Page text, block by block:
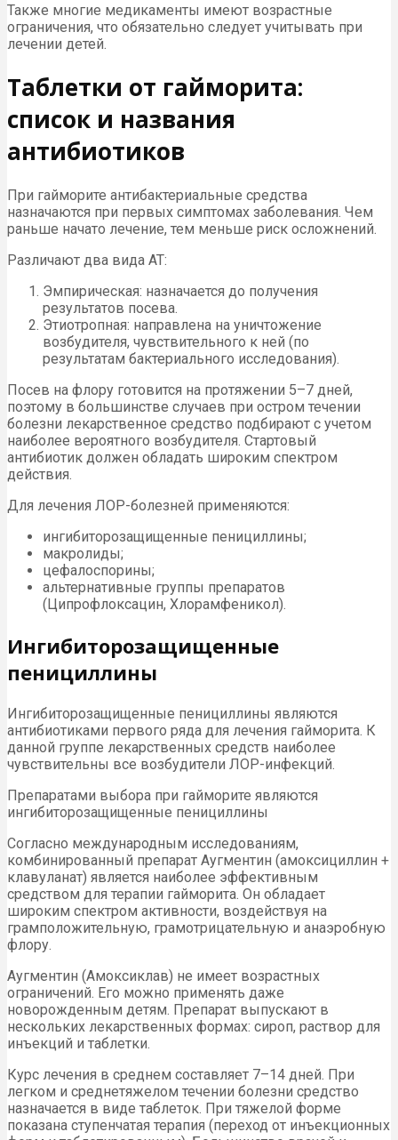
Также многие медикаменты имеют возрастные
ограничения, что обязательно следует учитывать при
лечении детей.
Таблетки от гайморита:
список и названия
антибиотиков
При гайморите антибактериальные средства
назначаются при первых симптомах заболевания. Чем
раньше начато лечение, тем меньше риск осложнений.
Различают два вида АТ:
Эмпирическая: назначается до получения
результатов посева.
Этиотропная: направлена на уничтожение
возбудителя, чувствительного к ней (по
результатам бактериального исследования).
Посев на флору готовится на протяжении 5–7 дней,
поэтому в большинстве случаев при остром течении
болезни лекарственное средство подбирают с учетом
наиболее вероятного возбудителя. Стартовый
антибиотик должен обладать широким спектром
действия.
Для лечения ЛОР-болезней применяются:
ингибиторозащищенные пенициллины;
макролиды;
цефалоспорины;
альтернативные группы препаратов
(Ципрофлоксацин, Хлорамфеникол).
Ингибиторозащищенные
пенициллины
Ингибиторозащищенные пенициллины являются
антибиотиками первого ряда для лечения гайморита. К
данной группе лекарственных средств наиболее
чувствительны все возбудители ЛОР-инфекций.
Препаратами выбора при гайморите являются
ингибиторозащищенные пенициллины
Согласно международным исследованиям,
комбинированный препарат Аугментин (амоксициллин +
клавуланат) является наиболее эффективным
средством для терапии гайморита. Он обладает
широким спектром активности, воздействуя на
грамположительную, грамотрицательную и анаэробную
флору.
Аугментин (Амоксиклав) не имеет возрастных
ограничений. Его можно применять даже
новорожденным детям. Препарат выпускают в
нескольких лекарственных формах: сироп, раствор для
инъекций и таблетки.
Курс лечения в среднем составляет 7–14 дней. При
легком и среднетяжелом течении болезни средство
назначается в виде таблеток. При тяжелой форме
показана ступенчатая терапия (переход от инъекционных